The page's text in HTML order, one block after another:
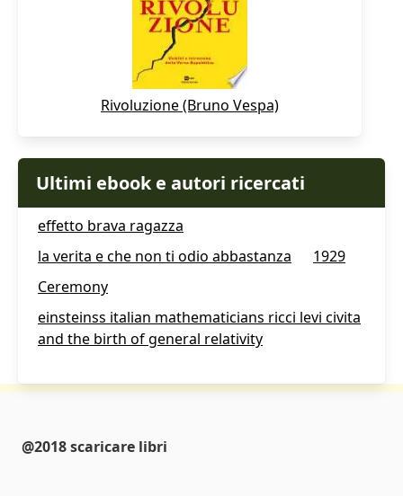
Rivoluzione (Bruno Vespa)
Ultimi ebook e autori ricercati
effetto brava ragazza
la verita e che non ti odio abbastanza
1929
Ceremony
einsteinss italian mathematicians ricci levi civita
and the birth of general relativity
@2018 scaricare libri